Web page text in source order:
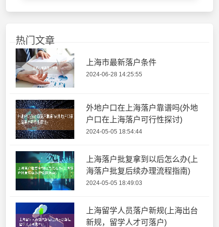
热门文章
上海市最新落户条件
2024-06-28 14:25:55
外地户口在上海落户靠谱吗(外地
户口在上海落户可行性探讨)
2024-05-05 18:54:44
上海落户批复拿到以后怎么办(上
海落户批复后续办理流程指南)
2024-05-05 18:49:03
上海留学人员落户新规(上海出台
新规，留学人才可落户)